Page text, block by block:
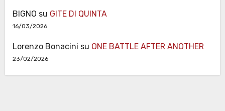
BIGNO su GITE DI QUINTA
16/03/2026
Lorenzo Bonacini su ONE BATTLE AFTER ANOTHER
23/02/2026